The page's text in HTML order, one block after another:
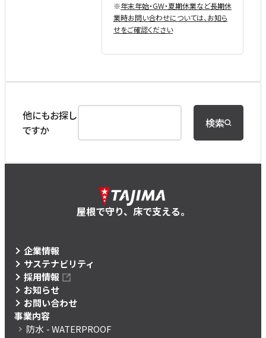
※年末年始・GW・夏期休業など⻑期休
業時お問い合わせについては、お知ら
せをご確認ください
他にもお探し
ですか
検索
屋根で守り、床で支える。
企業情報
サステナビリティ
採用情報
お知らせ
お問い合わせ
事業内容
防水 - WATERPROOF